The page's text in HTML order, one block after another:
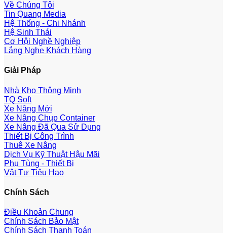
Về Chúng Tôi
Tin Quang Media
Hệ Thống - Chi Nhánh
Hệ Sinh Thái
Cơ Hội Nghề Nghiệp
Lắng Nghe Khách Hàng
Giải Pháp
Nhà Kho Thông Minh
TQ Soft
Xe Nâng Mới
Xe Nâng Chụp Container
Xe Nâng Đã Qua Sử Dụng
Thiết Bị Công Trình
Thuê Xe Nâng
Dịch Vụ Kỹ Thuật Hậu Mãi
Phụ Tùng - Thiết Bị
Vật Tư Tiêu Hao
Chính Sách
Điều Khoản Chung
Chính Sách Bảo Mật
Chính Sách Thanh Toán